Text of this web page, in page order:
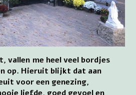
vallen me heel veel bordjes
op. Hieruit blijkt dat aan
voor een genezing,